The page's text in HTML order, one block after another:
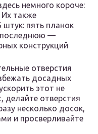
немного короче:
также
штук: пять планок
последнюю —
конструкций
отверстия
досадных
этот не
делайте отверстия
несколько досок,
и просверливайте